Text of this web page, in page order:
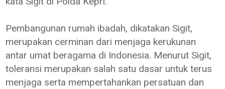
Pembangunan rumah ibadah, dikatakan Sigit,
merupakan cerminan dari menjaga kerukunan
antar umat beragama di Indonesia. Menurut Sigit,
toleransi merupakan salah satu dasar untuk terus
menjaga serta mempertahankan persatuan dan